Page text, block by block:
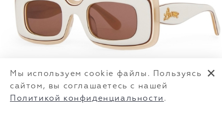
Мы используем cookie файлы. Пользуясь
сайтом, вы соглашаетесь с нашей
Политикой конфиденциальности .
✕